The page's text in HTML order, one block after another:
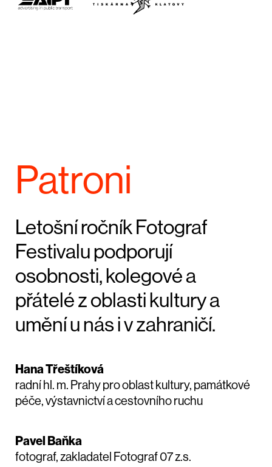
Patroni
Letošní ročník Fotograf
Festivalu podporují
osobnosti, kolegové a
přátelé z oblasti kultury a
umění u nás i v zahraničí.
Hana Třeštíková
radní hl. m. Prahy pro oblast kultury, památkové
péče, výstavnictví a cestovního ruchu
Pavel Baňka
fotograf, zakladatel Fotograf 07 z.s.